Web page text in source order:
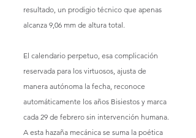
resultado, un prodigio técnico que apenas
alcanza 9,06 mm de altura total.
El calendario perpetuo, esa complicación
reservada para los virtuosos, ajusta de
manera autónoma la fecha, reconoce
automáticamente los años Bisiestos y marca
cada 29 de febrero sin intervención humana.
A esta hazaña mecánica se suma la poética